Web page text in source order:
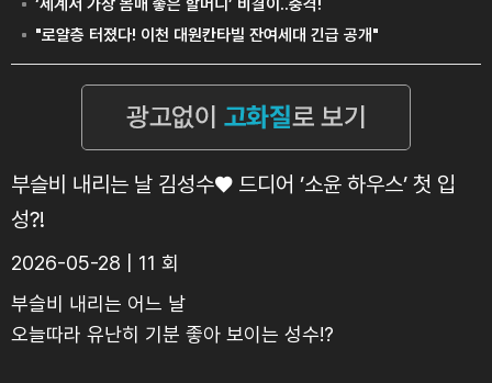
부슬비 내리는 날 김성수♥ 드디어 ’소윤 하우스’ 첫 입
성?!
2026-05-28 | 11 회
부슬비 내리는 어느 날
오늘따라 유난히 기분 좋아 보이는 성수!?